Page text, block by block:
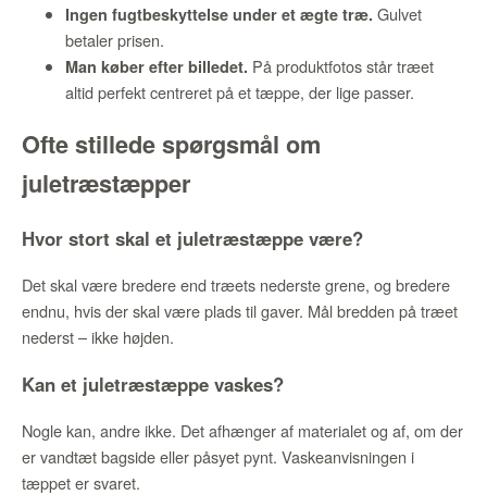
Ingen fugtbeskyttelse under et ægte træ. Gulvet
betaler prisen.
Man køber efter billedet. På produktfotos står træet
altid perfekt centreret på et tæppe, der lige passer.
Ofte stillede spørgsmål om
juletræstæpper
Hvor stort skal et juletræstæppe være?
Det skal være bredere end træets nederste grene, og bredere
endnu, hvis der skal være plads til gaver. Mål bredden på træet
nederst – ikke højden.
Kan et juletræstæppe vaskes?
Nogle kan, andre ikke. Det afhænger af materialet og af, om der
er vandtæt bagside eller påsyet pynt. Vaskeanvisningen i
tæppet er svaret.